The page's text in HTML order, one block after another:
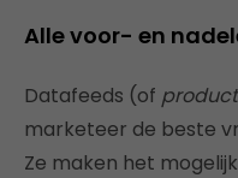
Alle voor- en
Datafeeds (of
marketeer de beste
Ze maken het